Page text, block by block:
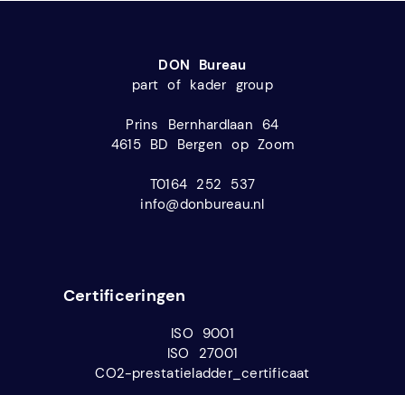
DON Bureau
part of kader group
Prins Bernhardlaan 64
4615 BD Bergen op Zoom
T0164 252 537
info@donbureau.nl
Certificeringen
ISO 9001
ISO 27001
CO2-prestatieladder_certificaat